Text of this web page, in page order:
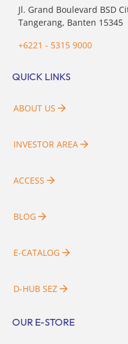
Jl. Grand Boulevard BSD
Tangerang, Banten 15345
+6221 - 5315 9000
QUICK LINKS
ABOUT US
INVESTOR AREA
ACCESS
BLOG
E-CATALOG
D-HUB SEZ
OUR E-STORE